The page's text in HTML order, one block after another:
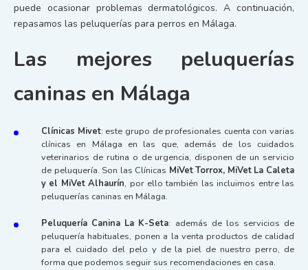
puede ocasionar problemas dermatológicos. A continuación,
repasamos las peluquerías para perros en Málaga.
Las mejores peluquerías
caninas en Málaga
Clínicas Mivet: este grupo de profesionales cuenta con varias
clínicas en Málaga en las que, además de los cuidados
veterinarios de rutina o de urgencia, disponen de un servicio
de peluquería. Son las Clínicas MiVet Torrox, MiVet La Caleta
y el MiVet Alhaurín, por ello también las incluimos entre las
peluquerías caninas en Málaga.
Peluquería Canina La K-Seta: además de los servicios de
peluquería habituales, ponen a la venta productos de calidad
para el cuidado del pelo y de la piel de nuestro perro, de
forma que podemos seguir sus recomendaciones en casa.